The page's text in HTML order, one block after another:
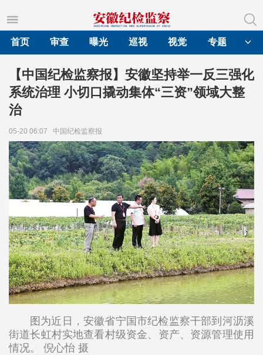
首页
审查 曝光 巡视 视觉 专题
【中国纪检监察报】安徽坚持举一反三强化
系统治理 小切口撬动集体“三资”领域大整
治
05-20 06:07 中国纪检监察报
图为近日，安徽省宁国市纪检监察干部到河沥溪
街道长虹村实地查看村级资金、资产、资源管理使用
情况。 倪心怡 摄